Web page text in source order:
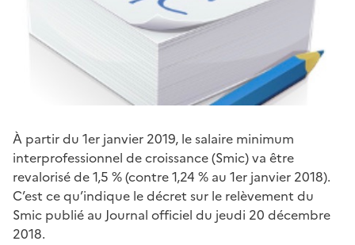
À partir du 1er janvier 2019, le salaire minimum
interprofessionnel de croissance (Smic) va être
revalorisé de 1,5 % (contre 1,24 % au 1er janvier 2018).
C’est ce qu’indique le décret sur le relèvement du
Smic publié au Journal officiel du jeudi 20 décembre
2018.